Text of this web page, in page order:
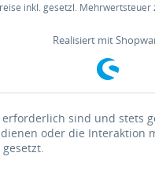
inkl. gesetzl. Mehrwertsteuer
Realisiert mit
sind und stets
oder die Interaktion